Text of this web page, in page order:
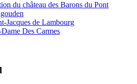
du château des Barons du Pont
Jacques de Lambourg
Des Carmes